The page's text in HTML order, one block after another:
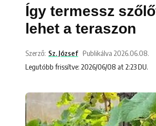
Így termessz
lehet a teraszon
Legutóbb frissítve: 2026/06/08 at 2:23 DU.
Szerző: Sz. József Publikálva 2026.06.08.